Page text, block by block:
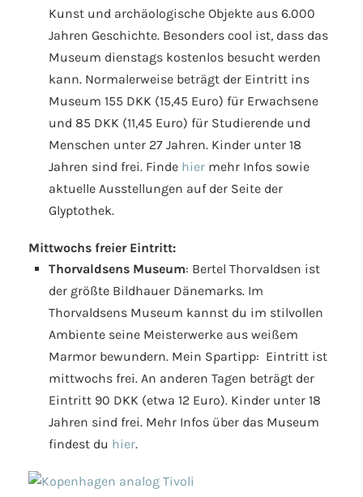
Kunst und archäologische Objekte aus 6.000
Jahren Geschichte. Besonders cool ist, dass das
Museum dienstags kostenlos besucht werden
kann. Normalerweise beträgt der Eintritt ins
Museum 155 DKK (15,45 Euro) für Erwachsene
und 85 DKK (11,45 Euro) für Studierende und
Menschen unter 27 Jahren. Kinder unter 18
Jahren sind frei. Finde hier mehr Infos sowie
aktuelle Ausstellungen auf der Seite der
Glyptothek.
Mittwochs freier Eintritt:
Thorvaldsens Museum: Bertel Thorvaldsen ist
der größte Bildhauer Dänemarks. Im
Thorvaldsens Museum kannst du im stilvollen
Ambiente seine Meisterwerke aus weißem
Marmor bewundern. Mein Spartipp: Eintritt ist
mittwochs frei. An anderen Tagen beträgt der
Eintritt 90 DKK (etwa 12 Euro). Kinder unter 18
Jahren sind frei. Mehr Infos über das Museum
findest du hier.